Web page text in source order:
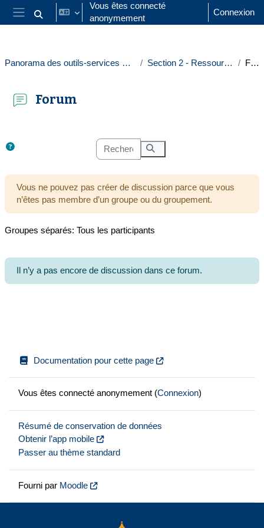
Passer au contenu principal
Panneau latéral
Activer/désactiver la saisie de recherche
Vous êtes connecté
anonymement
Connexion
Panorama des outils-services numériques à Paris 1 Section 2 - Ressources et Activités Forum
Forum
Recherche (forums)
Recherche (forums)
Vous ne pouvez pas créer de discussion parce que vous
n’êtes pas membre d’un groupe ou du groupement.
Groupes séparés: Tous les participants
Il n’y a pas encore de discussion dans ce forum.
Documentation pour cette page
Vous êtes connecté anonymement (Connexion)
Résumé de conservation de données
Obtenir l’app mobile
Passer au thème standard
Fourni par Moodle